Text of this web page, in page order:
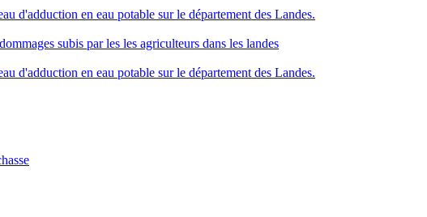
d'adduction en eau potable sur le département des Landes.
subis par les les agriculteurs dans les landes
d'adduction en eau potable sur le département des Landes.